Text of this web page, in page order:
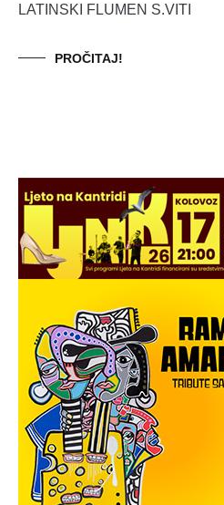
LATINSKI FLUMEN S.VITI
PROČITAJ!